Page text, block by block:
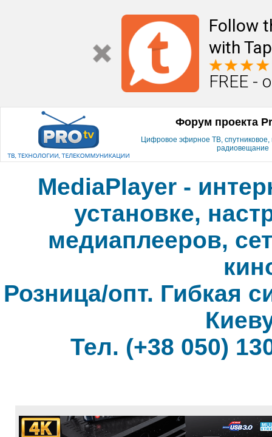
Follow
with
FREE -
Форум проекта
Цифровое эфирное ТВ, спутниковое,
радиовещание
MediaPlayer -
установке,
медиаплееров,
Розница/опт. Гибкая
Тел. (+38 050)